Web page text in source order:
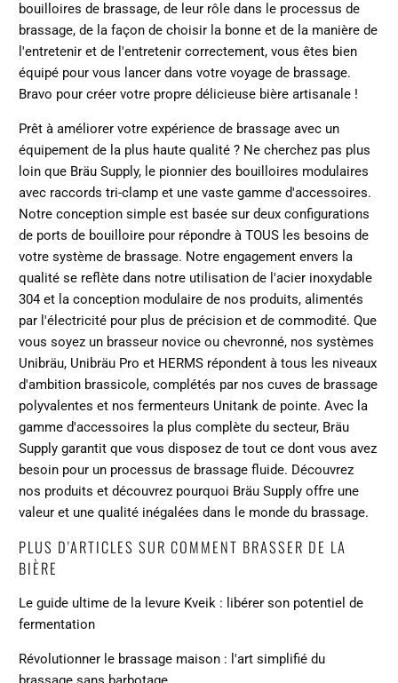
bouilloires de brassage, de leur rôle dans le processus de
brassage, de la façon de choisir la bonne et de la manière de
l'entretenir et de l'entretenir correctement, vous êtes bien
équipé pour vous lancer dans votre voyage de brassage.
Bravo pour créer votre propre délicieuse bière artisanale !
Prêt à améliorer votre expérience de brassage avec un
équipement de la plus haute qualité ? Ne cherchez pas plus
loin que Bräu Supply, le pionnier des bouilloires modulaires
avec raccords tri-clamp et une vaste gamme d'accessoires.
Notre conception simple est basée sur deux configurations
de ports de bouilloire pour répondre à TOUS les besoins de
votre système de brassage. Notre engagement envers la
qualité se reflète dans notre utilisation de l'acier inoxydable
304 et la conception modulaire de nos produits, alimentés
par l'électricité pour plus de précision et de commodité. Que
vous soyez un brasseur novice ou chevronné, nos systèmes
Unibräu, Unibräu Pro et HERMS répondent à tous les niveaux
d'ambition brassicole, complétés par nos cuves de brassage
polyvalentes et nos fermenteurs Unitank de pointe. Avec la
gamme d'accessoires la plus complète du secteur, Bräu
Supply garantit que vous disposez de tout ce dont vous avez
besoin pour un processus de brassage fluide. Découvrez
nos produits et découvrez pourquoi Bräu Supply offre une
valeur et une qualité inégalées dans le monde du brassage.
PLUS D'ARTICLES SUR COMMENT BRASSER DE LA
BIÈRE
Le guide ultime de la levure Kveik : libérer son potentiel de
fermentation
Révolutionner le brassage maison : l'art simplifié du